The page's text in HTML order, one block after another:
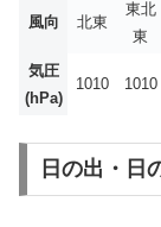
風向 北東
東北
東
気圧
(hPa)
1010 1010
日の出・日